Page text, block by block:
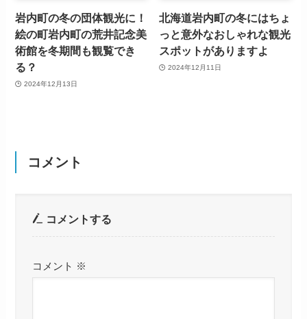
岩内町の冬の団体観光に！
絵の町岩内町の荒井記念美
術館を冬期間も観覧でき
る？
2024年12月13日
北海道岩内町の冬にはちょ
っと意外なおしゃれな観光
スポットがありますよ
2024年12月11日
コメント
コメントする
コメント ※